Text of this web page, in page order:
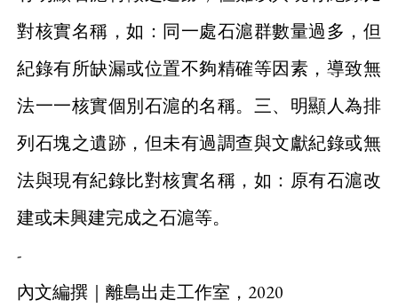
對核實名稱，如：同一處石滬群數量過多，但
紀錄有所缺漏或位置不夠精確等因素，導致無
法一一核實個別石滬的名稱。三、明顯人為排
列石塊之遺跡，但未有過調查與文獻紀錄或無
法與現有紀錄比對核實名稱，如：原有石滬改
建或未興建完成之石滬等。
-
內文編撰｜離島出走工作室，2020